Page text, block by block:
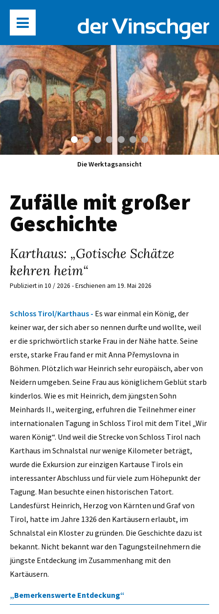
Die Werktagsansicht
Zufälle mit großer
Geschichte
Karthaus: „Gotische Schätze
kehren heim“
Publiziert in 10 / 2026 - Erschienen am 19. Mai 2026
Schloss Tirol/Karthaus - Es war einmal ein König, der
keiner war, der sich aber so nennen durfte und wollte, weil
er die sprichwörtlich starke Frau in der Nähe hatte. Seine
erste, starke Frau fand er mit Anna Přemyslovna in
Böhmen. Plötzlich war Heinrich sehr europäisch, aber von
Neidern umgeben. Seine Frau aus königlichem Geblüt starb
kinderlos. Wie es mit Heinrich, dem jüngsten Sohn
Meinhards II., weiterging, erfuhren die Teilnehmer einer
internationalen Tagung in Schloss Tirol mit dem Titel „Wir
waren König“. Und weil die Strecke von Schloss Tirol nach
Karthaus im Schnalstal nur wenige Kilometer beträgt,
wurde die Exkursion zur einzigen Kartause Tirols ein
interessanter Abschluss und für viele zum Höhepunkt der
Tagung. Man besuchte einen historischen Tatort.
Landesfürst Heinrich, Herzog von Kärnten und Graf von
Tirol, hatte im Jahre 1326 den Kartäusern erlaubt, im
Schnalstal ein Kloster zu gründen. Die Geschichte dazu ist
bekannt. Nicht bekannt war den Tagungsteilnehmern die
jüngste Entdeckung im Zusammenhang mit den
Kartäusern.
„Bemerkenswerte Entdeckung“